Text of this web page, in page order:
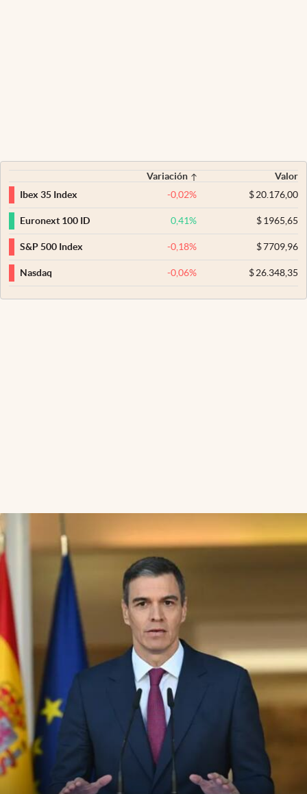
Variación
Valor
Ibex 35 Index
-0,02% $20.176,00
Euronext 100 ID 0,41% $1965,65
S&P 500 Index -0,18% $7709,96
Nasdaq -0,06% $26.348,35